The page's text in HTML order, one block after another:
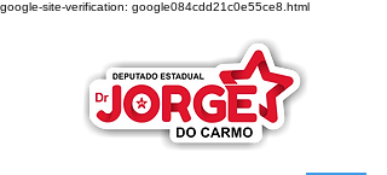
google-site-verification: google084cdd21c0e55ce8.html